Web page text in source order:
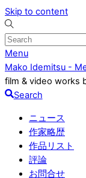
Skip to content
Menu
Mako Idemitsu -
film & video works
Search
ニュース
作家略歴
作品リスト
評論
お問合せ